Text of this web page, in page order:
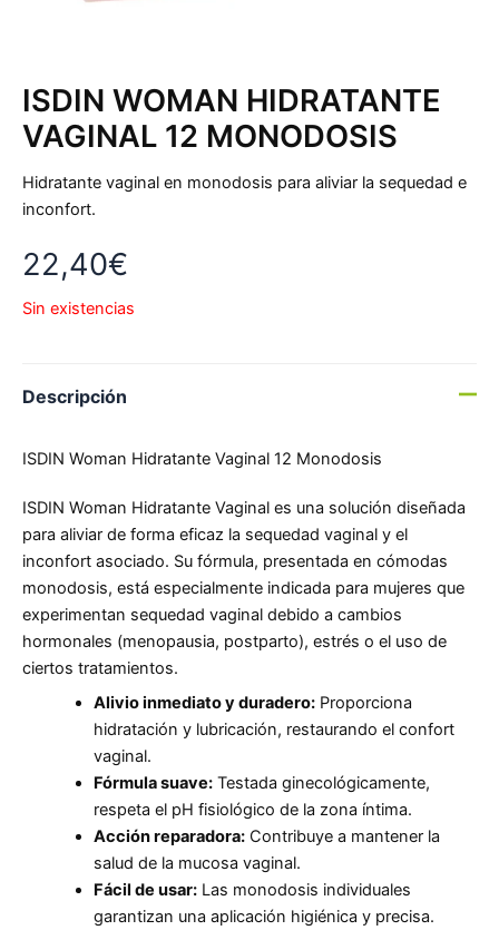
ISDIN WOMAN HIDRATANTE
VAGINAL 12 MONODOSIS
Hidratante vaginal en monodosis para aliviar la sequedad e
inconfort.
22,40€
Sin existencias
Descripción
ISDIN Woman Hidratante Vaginal 12 Monodosis
ISDIN Woman Hidratante Vaginal es una solución diseñada
para aliviar de forma eficaz la sequedad vaginal y el
inconfort asociado. Su fórmula, presentada en cómodas
monodosis, está especialmente indicada para mujeres que
experimentan sequedad vaginal debido a cambios
hormonales (menopausia, postparto), estrés o el uso de
ciertos tratamientos.
Alivio inmediato y duradero:Proporciona
hidratación y lubricación, restaurando el confort
vaginal.
Fórmula suave:Testada ginecológicamente,
respeta el pH fisiológico de la zona íntima.
Acción reparadora:Contribuye a mantener la
salud de la mucosa vaginal.
Fácil de usar:Las monodosis individuales
garantizan una aplicación higiénica y precisa.